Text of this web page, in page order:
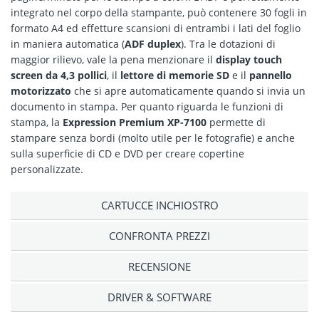
integrato nel corpo della stampante, può contenere 30 fogli in
formato A4 ed effetture scansioni di entrambi i lati del foglio
in maniera automatica (ADF duplex). Tra le dotazioni di
maggior rilievo, vale la pena menzionare il display touch
screen da 4,3 pollici, il lettore di memorie SD e il pannello
motorizzato che si apre automaticamente quando si invia un
documento in stampa. Per quanto riguarda le funzioni di
stampa, la Expression Premium XP-7100 permette di
stampare senza bordi (molto utile per le fotografie) e anche
sulla superficie di CD e DVD per creare copertine
personalizzate.
CARTUCCE INCHIOSTRO
CONFRONTA PREZZI
RECENSIONE
DRIVER & SOFTWARE